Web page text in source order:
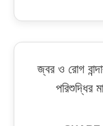
জ্বর ও রোগ
পরিশুদ্ধির